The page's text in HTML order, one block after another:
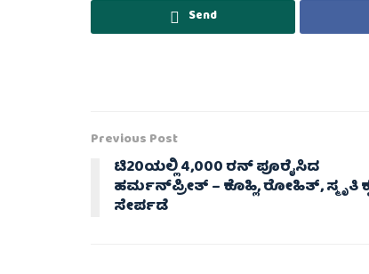
Send
Previous Post
ಟಿ20ಯಲ್ಲಿ 4,000 ರನ್ ಪೂರೈಸಿದ
ಹರ್ಮನ್‌ಪ್ರೀತ್ – ಕೊಹ್ಲಿ, ರೋಹಿತ್, ಸ್ಮೃತಿ
ಸೇರ್ಪಡೆ